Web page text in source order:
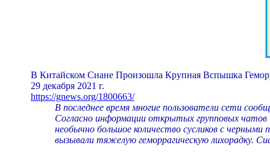
В Китайском Сиане Произошла Крупная Вспышка
29 декабря 2021 г.
https://gnews.org/1800663/
В последнее время многие пользователи сети
Согласно информации открытых групповых чатов
необычно большое количество сусликов с
вызывали тяжелую геморрагическую лихорадку.